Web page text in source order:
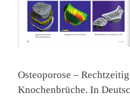
Osteoporose –
Knochenbrüche. In